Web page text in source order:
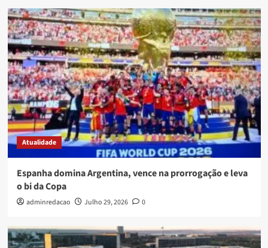
Atualidade
Espanha domina Argentina, vence na prorrogação e leva
o bi da Copa
adminredacao Julho 29, 2026 0